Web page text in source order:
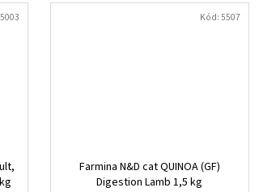
Farmina N&D cat QUINOA (GF)
Digestion Lamb 1,5 kg
Kód:5507